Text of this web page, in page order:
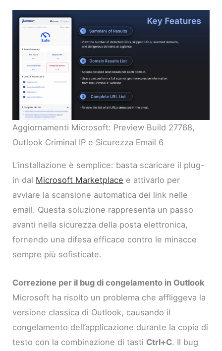
Aggiornamenti Microsoft: Preview Build 27768,
Outlook Criminal IP e Sicurezza Email 6
L’installazione è semplice: basta scaricare il plug-
in dal Microsoft Marketplace e attivarlo per
avviare la scansione automatica dei link nelle
email. Questa soluzione rappresenta un passo
avanti nella sicurezza della posta elettronica,
fornendo una difesa efficace contro le minacce
sempre più sofisticate.
Correzione per il bug di congelamento in Outlook
Microsoft ha risolto un problema che affliggeva la
versione classica di Outlook, causando il
congelamento dell’applicazione durante la copia di
testo con la combinazione di tasti Ctrl+C. Il bug